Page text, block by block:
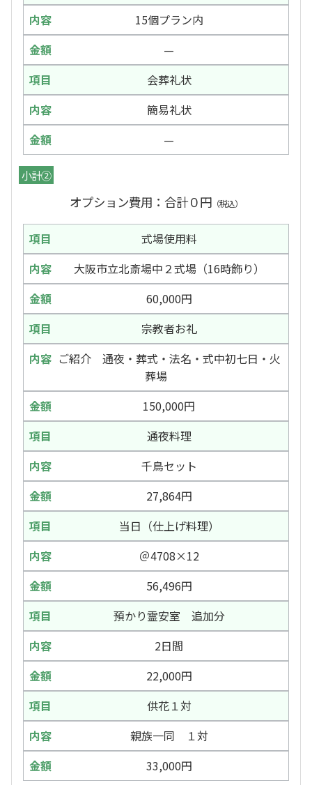
15個プラン内
—
会葬礼状
簡易礼状
—
小計②
オプション費用：合計０円 （税込）
式場使用料
大阪市立北斎場中２式場（16時飾り）
60,000円
宗教者お礼
ご紹介 通夜・葬式・法名・式中初七日・火
葬場
150,000円
通夜料理
千鳥セット
27,864円
当日（仕上げ料理）
＠4708×12
56,496円
預かり霊安室 追加分
2日間
22,000円
供花１対
親族一同 １対
33,000円